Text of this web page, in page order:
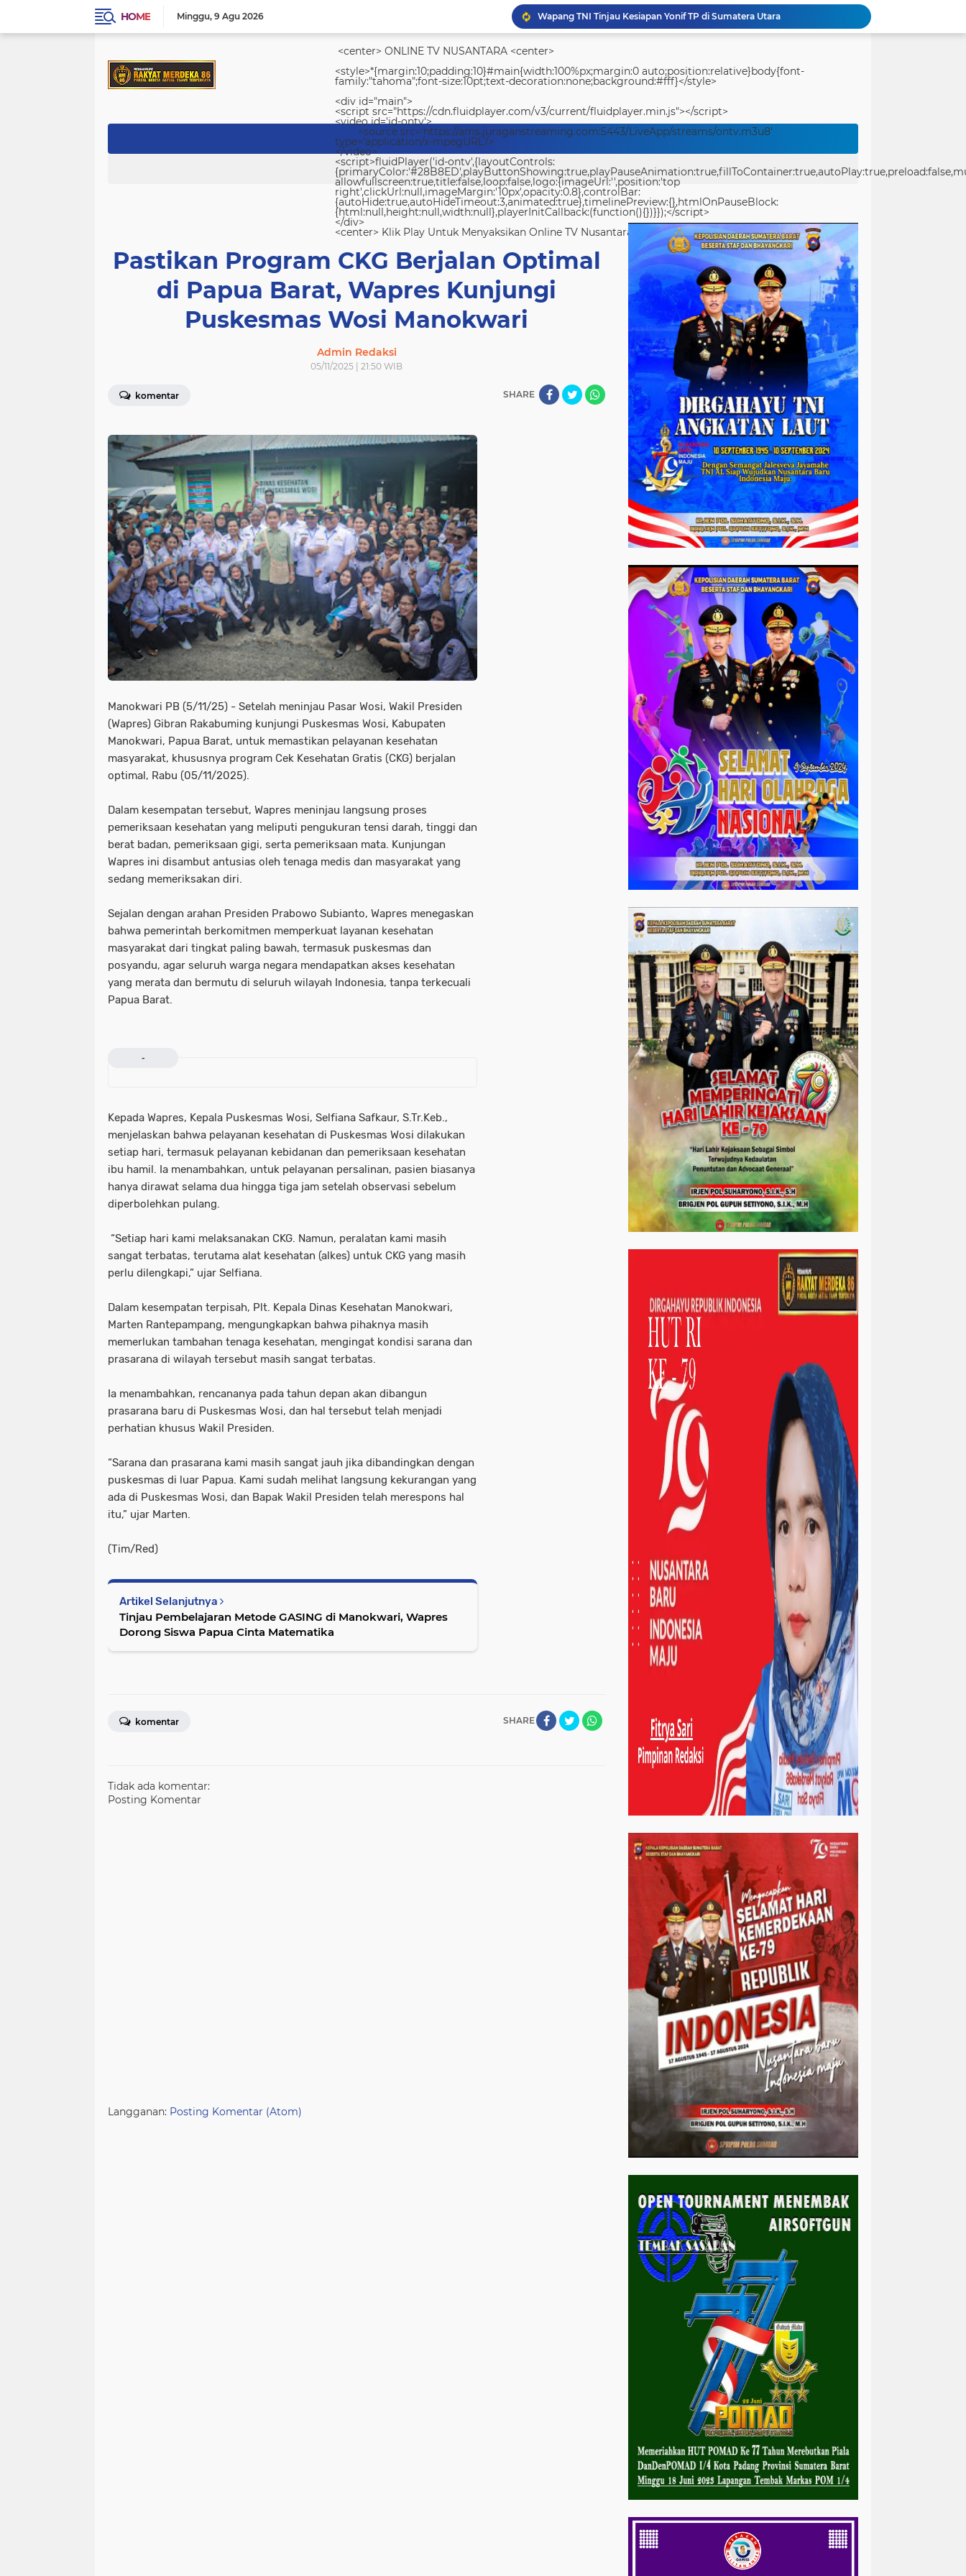
HOME Minggu 9 Agu 2026
Wapang TNI Tinjau Kesiapan Yonif TP di Sumatera Utara
Kodim 1714/PJ Gelar Karya Bakti Merah Putih SMP Negeri 1 Mulia Kab. Puncak Jaya
TMMD Ke-129 Gelar Penyuluhan Wasbang dan Hukum, Tanamkan Kesadaran Berbangsa serta Taat Aturan di Kampung Sesor
Pantang Menyerah hingga Malam, Satgas TMMD Ke-129 Kodim 1807/Sorsel Lembur Finishing Rumah Type 36 untuk Warga Kampung Sesor
<center> ONLINE TV NUSANTARA <center>
<style>*{margin:10;padding:10}#main{width:100%px;margin:0 auto;position:relative}body{font-
family:"tahoma";font-size:10pt;text-decoration:none;background:#fff}</style>
<div id="main">
<script src="https://cdn.fluidplayer.com/v3/current/fluidplayer.min.js"></script>
<video id='id-ontv'>
<source src='https://ams.juraganstreaming.com:5443/LiveApp/streams/ontv.m3u8'
type='application/x-mpegURL'/>
</video>
<script>fluidPlayer('id-ontv',{layoutControls:
allowfullscreen:true,title:false,loop:false,logo:{imageUrl:'',position:'top
right',clickUrl:null,imageMargin:'10px',opacity:0.8},controlBar:
{autoHide:true,autoHideTimeout:3,animated:true},timelinePreview:{},htmlOnPauseBlock:
{html:null,height:null,width:null},playerInitCallback:(function(){})}});</script>
</div>
<center> Klik Play Untuk Menyaksikan Online TV Nusantara <center>
Pastikan Program CKG Berjalan Optimal
di Papua Barat, Wapres Kunjungi
Puskesmas Wosi Manokwari
Admin Redaksi
05/11/2025 | 21:50 WIB
komentar SHARE
Manokwari PB (5/11/25) - Setelah meninjau Pasar Wosi, Wakil Presiden
(Wapres) Gibran Rakabuming kunjungi Puskesmas Wosi, Kabupaten
Manokwari, Papua Barat, untuk memastikan pelayanan kesehatan
masyarakat, khususnya program Cek Kesehatan Gratis (CKG) berjalan
optimal, Rabu (05/11/2025).
Dalam kesempatan tersebut, Wapres meninjau langsung proses
pemeriksaan kesehatan yang meliputi pengukuran tensi darah, tinggi dan
berat badan, pemeriksaan gigi, serta pemeriksaan mata. Kunjungan
Wapres ini disambut antusias oleh tenaga medis dan masyarakat yang
sedang memeriksakan diri.
Sejalan dengan arahan Presiden Prabowo Subianto, Wapres menegaskan
bahwa pemerintah berkomitmen memperkuat layanan kesehatan
masyarakat dari tingkat paling bawah, termasuk puskesmas dan
posyandu, agar seluruh warga negara mendapatkan akses kesehatan
yang merata dan bermutu di seluruh wilayah Indonesia, tanpa terkecuali
Papua Barat.
-
Kepada Wapres, Kepala Puskesmas Wosi, Selfiana Safkaur, S.Tr.Keb.,
menjelaskan bahwa pelayanan kesehatan di Puskesmas Wosi dilakukan
setiap hari, termasuk pelayanan kebidanan dan pemeriksaan kesehatan
ibu hamil. Ia menambahkan, untuk pelayanan persalinan, pasien biasanya
hanya dirawat selama dua hingga tiga jam setelah observasi sebelum
diperbolehkan pulang.
“Setiap hari kami melaksanakan CKG. Namun, peralatan kami masih
sangat terbatas, terutama alat kesehatan (alkes) untuk CKG yang masih
perlu dilengkapi,” ujar Selfiana.
Dalam kesempatan terpisah, Plt. Kepala Dinas Kesehatan Manokwari,
Marten Rantepampang, mengungkapkan bahwa pihaknya masih
memerlukan tambahan tenaga kesehatan, mengingat kondisi sarana dan
prasarana di wilayah tersebut masih sangat terbatas.
Ia menambahkan, rencananya pada tahun depan akan dibangun
prasarana baru di Puskesmas Wosi, dan hal tersebut telah menjadi
perhatian khusus Wakil Presiden.
“Sarana dan prasarana kami masih sangat jauh jika dibandingkan dengan
puskesmas di luar Papua. Kami sudah melihat langsung kekurangan yang
ada di Puskesmas Wosi, dan Bapak Wakil Presiden telah merespons hal
itu,” ujar Marten.
(Tim/Red)
Artikel Selanjutnya
Tinjau Pembelajaran Metode GASING di Manokwari, Wapres
Dorong Siswa Papua Cinta Matematika
SHARE
komentar
Tidak ada komentar:
Posting Komentar
Langganan: Posting Komentar (Atom)